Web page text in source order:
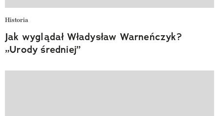
Historia
Jak wyglądał Władysław Warneńczyk?
„Urody średniej”